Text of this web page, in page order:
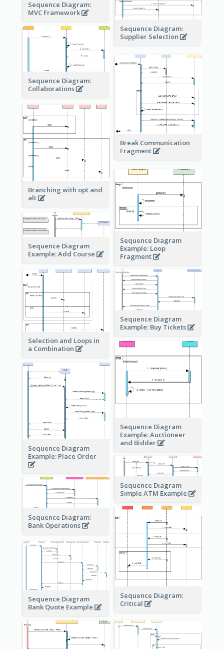
Sequence Diagram:
Supplier Selection
Sequence Diagram:
MVC Framework
Sequence Diagram:
Collaborations
Break Communication
Fragment
Branching with opt and
alt
Sequence Diagram
Example: Loop
Fragment
Sequence Diagram
Example: Add Course
Selection and Loops in
a Combination
Sequence Diagram
Example: Buy Tickets
Sequence Diagram
Example: Auctioneer
and Bidder
Sequence Diagram
Example: Place Order
Sequence Diagram
Simple ATM Example
Sequence Diagram:
Bank Operations
Sequence Diagram:
Critical
Sequence Diagram
Bank Quote Example